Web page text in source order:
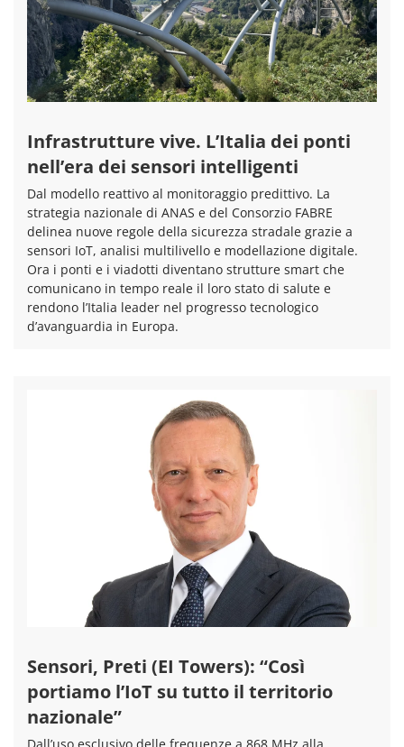
Infrastrutture vive. L’Italia dei ponti
nell’era dei sensori intelligenti
Dal modello reattivo al monitoraggio predittivo. La
strategia nazionale di ANAS e del Consorzio FABRE
delinea nuove regole della sicurezza stradale grazie a
sensori IoT, analisi multilivello e modellazione digitale.
Ora i ponti e i viadotti diventano strutture smart che
comunicano in tempo reale il loro stato di salute e
rendono l’Italia leader nel progresso tecnologico
d’avanguardia in Europa.
Sensori, Preti (EI Towers): “Così
portiamo l’IoT su tutto il territorio
nazionale”
Dall’uso esclusivo delle frequenze a 868 MHz alla